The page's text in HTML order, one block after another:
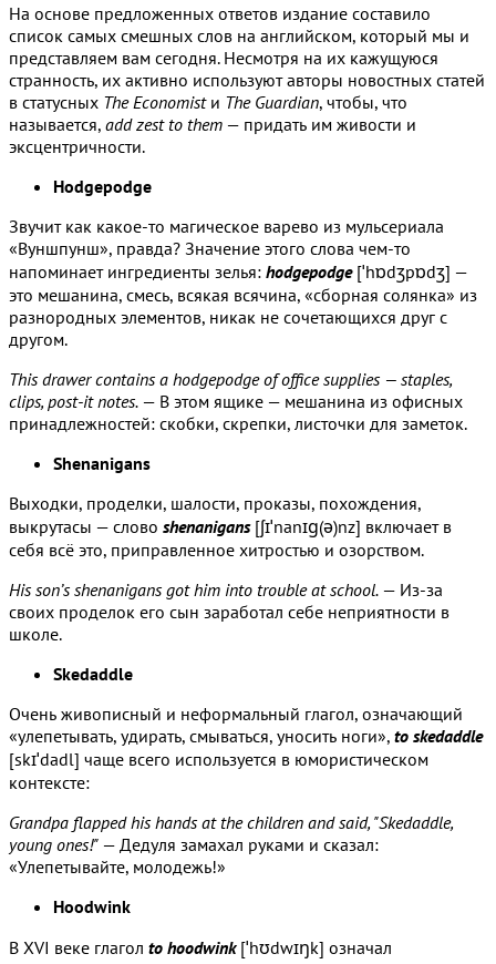
На основе предложенных ответов издание составило
список самых смешных слов на английском, который мы и
представляем вам сегодня. Несмотря на их кажущуюся
странность, их активно используют авторы новостных статей
в статусных The Economistи The Guardian, чтобы, что
называется, add zest to them — придать им живости и
эксцентричности.
Hodgepodge
Звучит как какое-то магическое варево из мульсериала
«Вуншпунш», правда? Значение этого слова чем-то
напоминает ингредиенты зелья: hodgepodge[ˈhɒdʒpɒdʒ] —
это мешанина, смесь, всякая всячина, «сборная солянка» из
разнородных элементов, никак не сочетающихся друг с
другом.
This drawer contains a hodgepodge of office supplies — staples,
clips, post-it notes. — В этом ящике — мешанина из офисных
принадлежностей: скобки, скрепки, листочки для заметок.
Shenanigans
Выходки, проделки, шалости, проказы, похождения,
выкрутасы — слово shenanigans[ʃɪˈnanɪɡ(ə)nz] включает в
себя всё это, приправленное хитростью и озорством.
His son’s shenanigans got him into trouble at school. — Из-за
своих проделок его сын заработал себе неприятности в
школе.
Skedaddle
Очень живописный и неформальный глагол, означающий
«улепетывать, удирать, смываться, уносить ноги», to skedaddle
[skɪˈdadl] чаще всего используется в юмористическом
контексте:
Grandpa flapped his hands at the children and said, "Skedaddle,
young ones!" — Дедуля замахал руками и сказал:
«Улепетывайте, молодежь!»
Hoodwink
В XVI веке глагол to hoodwink[ˈhʊdwɪŋk] означал